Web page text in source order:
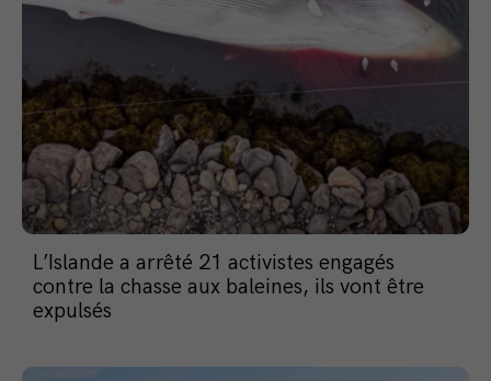
L’Islande a arrêté 21 activistes engagés
contre la chasse aux baleines, ils vont être
expulsés